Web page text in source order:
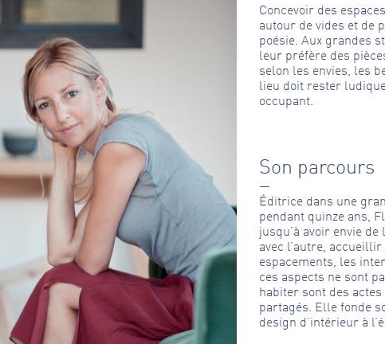
Concevoir des
autour de vides et de
poésie. Aux grandes
leur préfère des
selon les envies, les
lieu doit rester
occupant.
Son parcours
—
Éditrice dans une
pendant quinze ans,
jusqu’à avoir envie
avec l’autre,
espacements, les
ces aspects ne sont
habiter sont des
partagés. Elle fonde
design d’intérieur à